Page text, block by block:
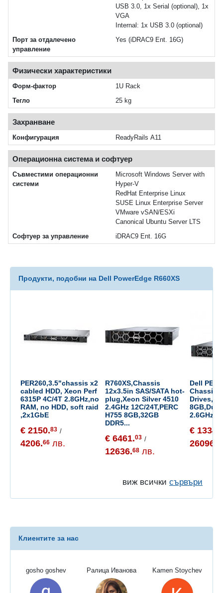
USB 3.0, 1x Serial (optional), 1x
VGA
Internal: 1x USB 3.0 (optional)
Порт за отдалечено
управление
Yes (iDRAC9 Ent. 16G)
Физически характеристики
Форм-фактор
1U Rack
Тегло
25 kg
Захранване
Конфигурация ReadyRails A11
Операционна система и софтуер
Съвместими операционни
системи
Microsoft Windows Server with
Hyper-V
RedHat Enterprise Linux
SUSE Linux Enterprise Server
VMware vSAN/ESXi
Canonical Ubuntu Server LTS
Софтуер за управление
iDRAC9 Ent. 16G
Продукти, подобни на Dell PowerEdge R660XS
PER260,3.5"chassis x2
cabled HDD, Xeon Perf
6315P 4C/4T 2.8GHz,no
RAM, no HDD, soft raid
,2x1GbE
€ 2150.83 /
4206.66 лв.
R760XS,Chassis
12x3.5in SAS/SATA hot-
plug,Xeon Silver 4510
2.4GHz 12C/24T,PERC
H755 8GB,32GB
DDR5...
€ 6461.03 /
12636.68 лв.
Dell
Chassis
2.6GHz
€
26096.
виж всички сървъри
Клиентите за нас
gosho goshev Ралица Иванова Kamen Stoychev